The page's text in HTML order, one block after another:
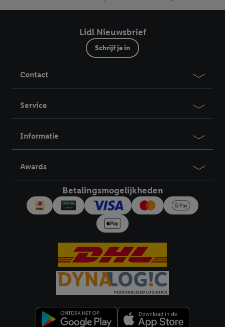
Lidl Nieuwsbrief
Schrijf je in
Contact
Service
Informatie
Awards
Betalingsmogelijkheden